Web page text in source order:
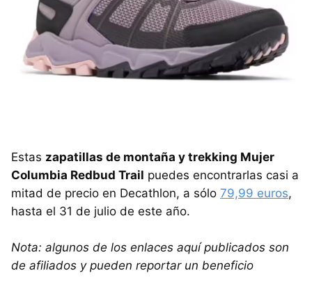
Estas zapatillas de montaña y trekking Mujer
Columbia Redbud Trail puedes encontrarlas casi a
mitad de precio en Decathlon, a sólo 79,99 euros,
hasta el 31 de julio de este año.
Nota: algunos de los enlaces aquí publicados son
de afiliados y pueden reportar un beneficio